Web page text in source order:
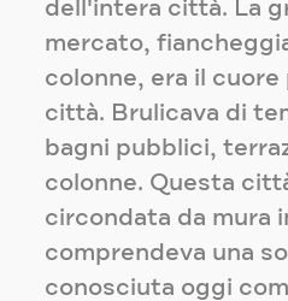
dell'intera città. La
mercato,
colonne, era il cuore
città. Brulicava di
bagni pubblici,
colonne. Questa
circondata da mura
comprendeva una
conosciuta oggi